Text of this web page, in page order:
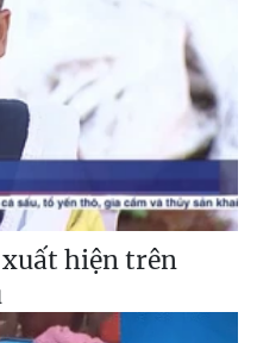
hiện trên